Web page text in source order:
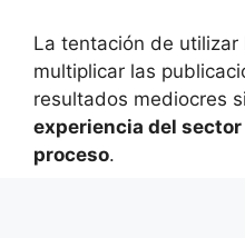
La tentación de utilizar
multiplicar las
resultados mediocres
experiencia del
proceso.